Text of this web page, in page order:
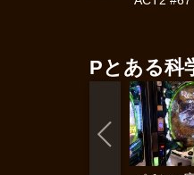
Pとある科